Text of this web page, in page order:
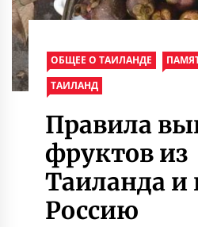
ОБЩЕЕ О ТАИЛАНДЕ
ТАИЛАНД
Правила
фруктов из
Таиланда и
Россию